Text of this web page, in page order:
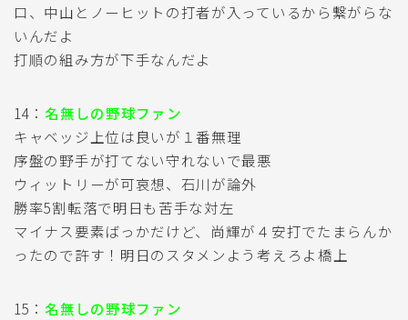
口、中山とノーヒットの打者が入っているから繋がらな
いんだよ
打順の組み方が下手なんだよ
14： 名無しの野球ファン
キャベッジ上位は良いが１番無理
序盤の野手が打てない守れないで最悪
ウィットリーが可哀想、石川が論外
勝率5割転落で明日も苦手な対左
マイナス要素ばっかだけど、尚輝が４安打でたまらんか
ったので許す！明日のスタメンよう考えろよ橋上
15： 名無しの野球ファン